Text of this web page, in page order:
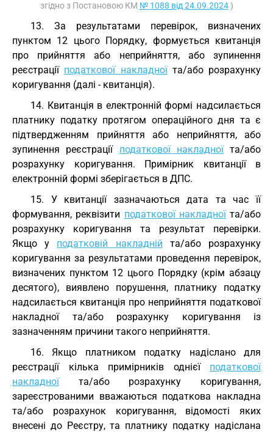
згідно з Постановою КМ № 1088 від 24.09.2024)
13. За результатами перевірок, визначених
пунктом 12 цього Порядку, формується квитанція
про прийняття або неприйняття, або зупинення
реєстрації податкової накладноїта/або розрахунку
коригування (далі - квитанція).
14. Квитанція в електронній формі надсилається
платнику податку протягом операційного дня та є
підтвердженням прийняття або неприйняття, або
зупинення реєстрації податкової накладноїта/або
розрахунку коригування. Примірник квитанції в
електронній формі зберігається в ДПС.
15. У квитанції зазначаються дата та час її
формування, реквізити податкової накладноїта/або
розрахунку коригування та результат перевірки.
Якщо у податковій накладній та/або розрахунку
коригування за результатами проведення перевірок,
визначених пунктом 12 цього Порядку (крім абзацу
десятого), виявлено порушення, платнику податку
надсилається квитанція про неприйняття податкової
накладної та/або розрахунку коригування із
зазначенням причини такого неприйняття.
16. Якщо платником податку надіслано для
реєстрації кілька примірників однієї податкової
накладноїта/або розрахунку коригування,
зареєстрованими вважаються податкова накладна
та/або розрахунок коригування, відомості яких
внесені до Реєстру, та платнику податку надіслана